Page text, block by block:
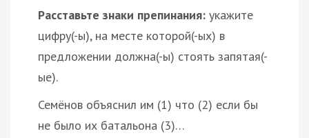
Расставьте знаки препинания: укажите
цифру(-ы), на месте которой(-ых) в
предложении должна(-ы) стоять запятая(-
ые).
Семёнов объяснил им (1) что (2) если бы
не было их батальона (3)…